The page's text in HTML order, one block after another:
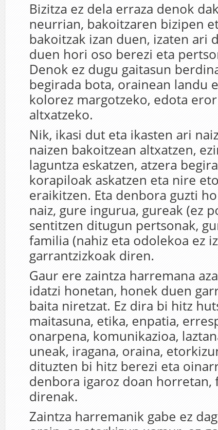
Bizitza ez dela erraza denok
neurrian, bakoitzaren bizipen
bakoitzak izan duen, izaten ari
duen hori oso berezi eta
Denok ez dugu gaitasun
begirada bota, orainean landu
kolorez margotzeko, edota
altxatzeko.
Nik, ikasi dut eta ikasten ari
naizen bakoitzean altxatzen,
laguntza eskatzen, atzera
korapiloak askatzen eta nire
eraikitzen. Eta denbora guzti
naiz, gure ingurua, gureak (ez
sentitzen ditugun pertsonak,
familia (nahiz eta odolekoa ez
garrantzizkoak diren.
Gaur ere zaintza harremana
idatzi honetan, honek duen
baita niretzat. Ez dira bi hitz
maitasuna, etika, enpatia,
onarpena, komunikazioa,
uneak, iragana, oraina,
dituzten bi hitz berezi eta
denbora igaroz doan horretan,
direnak.
Zaintza harremanik gabe ez